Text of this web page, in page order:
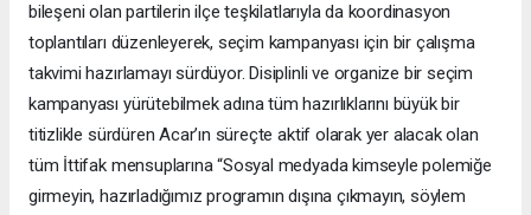
bileşeni olan partilerin ilçe teşkilatlarıyla da koordinasyon
toplantıları düzenleyerek, seçim kampanyası için bir çalışma
takvimi hazırlamayı sürdüyor. Disiplinli ve organize bir seçim
kampanyası yürütebilmek adına tüm hazırlıklarını büyük bir
titizlikle sürdüren Acar’ın süreçte aktif olarak yer alacak olan
tüm İttifak mensuplarına “Sosyal medyada kimseyle polemiğe
girmeyin, hazırladığımız programın dışına çıkmayın, söylem